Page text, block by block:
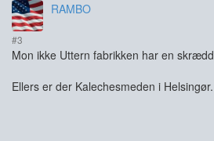
RAMBO
#3
Mon ikke Uttern fabrikken har en
Ellers er der Kalechesmeden i Helsingør.